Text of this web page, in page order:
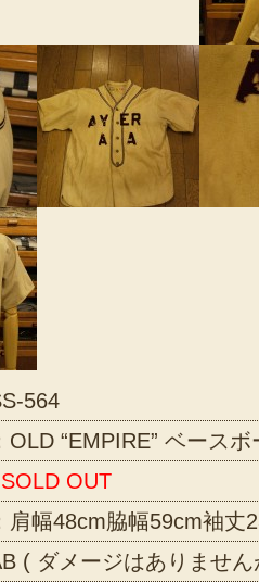
564
OLD “EMPIRE” ベース
SOLD OUT
肩幅48cm脇幅59cm袖丈
( ダメージはありませ